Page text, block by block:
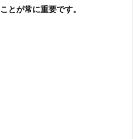
ことが常に重要です。